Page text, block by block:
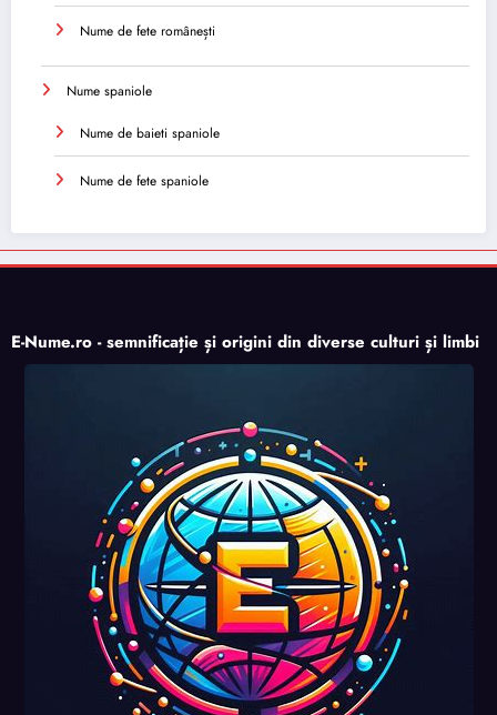
Nume de fete românești
Nume spaniole
Nume de baieti spaniole
Nume de fete spaniole
E-Nume.ro - semnificație și origini din diverse culturi și limbi